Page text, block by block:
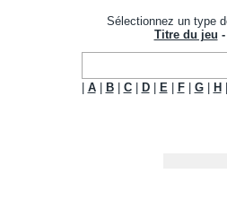
Sélectionnez un type
Titre du jeu
A| B| C| D| E| F| G| H